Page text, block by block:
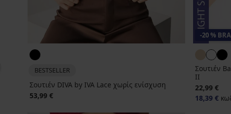
BESTSELLER
Σουτιέν DIVA by IVA Lace χωρίς ενίσχυση
53,99 €
-20 %
Σουτιέν
II
22,99 €
18,39 €